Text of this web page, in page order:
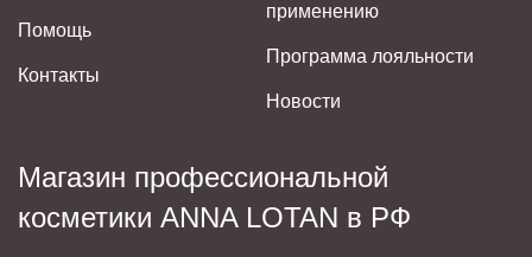
Помощь
Контакты
применению
Программа лояльности
Новости
Магазин профессиональной
косметики ANNA LOTAN в РФ